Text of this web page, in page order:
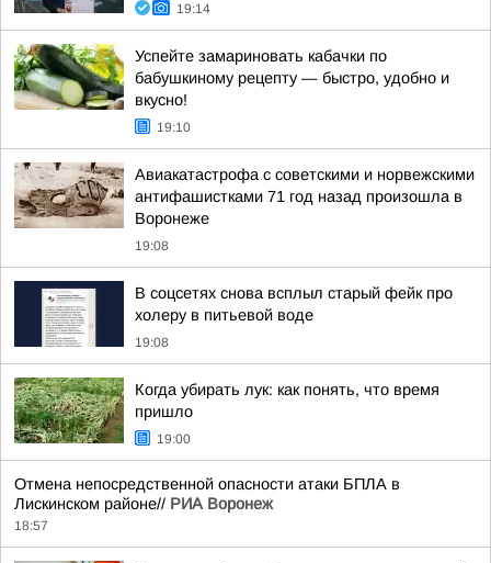
19:14
Успейте замариновать кабачки по
бабушкиному рецепту — быстро, удобно и
вкусно!
19:10
Авиакатастрофа с советскими и норвежскими
антифашистками 71 год назад произошла в
Воронеже
19:08
В соцсетях снова всплыл старый фейк про
холеру в питьевой воде
19:08
Когда убирать лук: как понять, что время
пришло
19:00
Отмена непосредственной опасности атаки БПЛА в
Лискинском районе// РИА Воронеж
18:57